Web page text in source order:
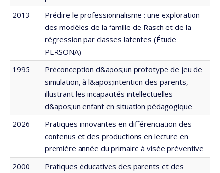
2013
Prédire le professionnalisme : une exploration
des modèles de la famille de Rasch et de la
régression par classes latentes (Étude
PERSONA)
1995
Préconception d&apos;un prototype de jeu de
simulation, à l&apos;intention des parents,
illustrant les incapacités intellectuelles
d&apos;un enfant en situation pédagogique
2026
Pratiques innovantes en différenciation des
contenus et des productions en lecture en
première année du primaire à visée préventive
2000
Pratiques éducatives des parents et des